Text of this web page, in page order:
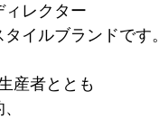
レクター
イルブランドです。
産者ととも